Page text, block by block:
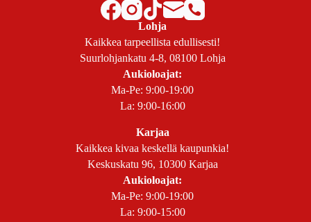
Lohja
Kaikkea tarpeellista edullisesti!
Suurlohjankatu 4-8, 08100 Lohja
Aukioloajat:
Ma-Pe: 9:00-19:00
La: 9:00-16:00
Karjaa
Kaikkea kivaa keskellä kaupunkia!
Keskuskatu 96, 10300 Karjaa
Aukioloajat:
Ma-Pe: 9:00-19:00
La: 9:00-15:00